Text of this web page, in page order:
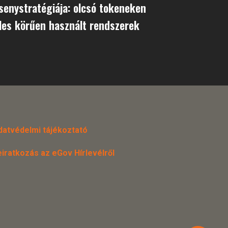
olcsó tokeneken
körűen használt rendszerek
tájékoztató
az eGov Hírlevélről